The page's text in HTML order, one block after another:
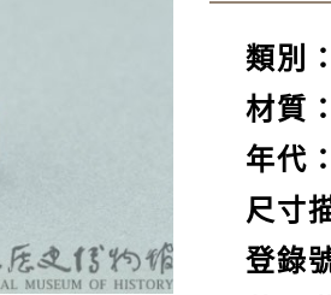
類別：
材質：
年代：
尺寸
登錄